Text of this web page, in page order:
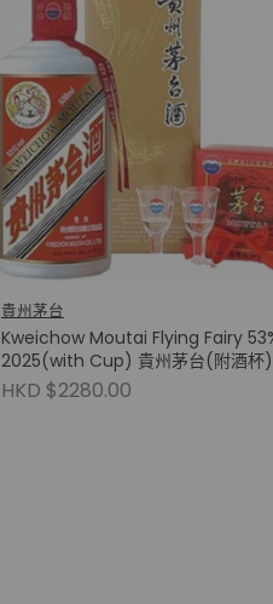
貴州茅台
Kweichow Moutai Flying Fairy
2025(with Cup) 貴州茅台(附酒杯)
HKD $2280.00